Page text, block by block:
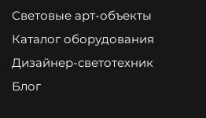
Световые арт-объекты
Каталог оборудования
Дизайнер-светотехник
Блог